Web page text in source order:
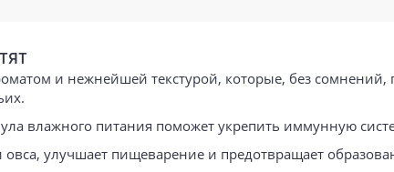
и нежнейшей текстурой, которые, без сомнений,
влажного питания поможет укрепить иммунную
улучшает пищеварение и предотвращает